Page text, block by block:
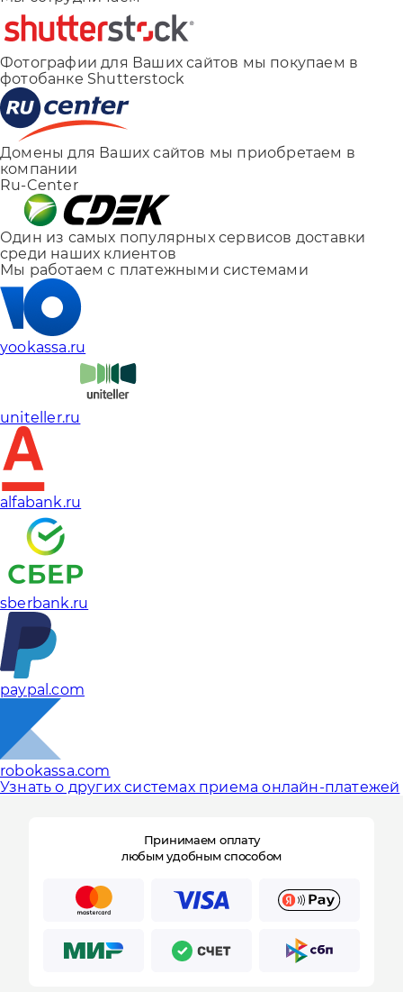
Фотографии для Ваших сайтов мы покупаем в
фотобанке Shutterstock
Домены для Ваших сайтов мы приобретаем в
компании
Ru-Center
Один из самых популярных сервисов доставки
среди наших клиентов
Мы работаем с платежными системами
yookassa.ru
uniteller.ru
alfabank.ru
sberbank.ru
paypal.com
robokassa.com
Узнать о других системах приема онлайн-платежей
Принимаем оплату
любым удобным способом
Отправляя форму, Вы принимаете